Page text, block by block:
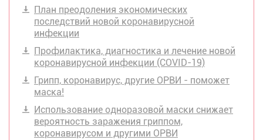
План преодоления экономических
последствий новой коронавирусной
инфекции
Профилактика, диагностика и лечение новой
коронавирусной инфекции (COVID-19)
Грипп, коронавирус, другие ОРВИ - поможет
маска!
Использование одноразовой маски снижает
вероятность заражения гриппом,
коронавирусом и другими ОРВИ